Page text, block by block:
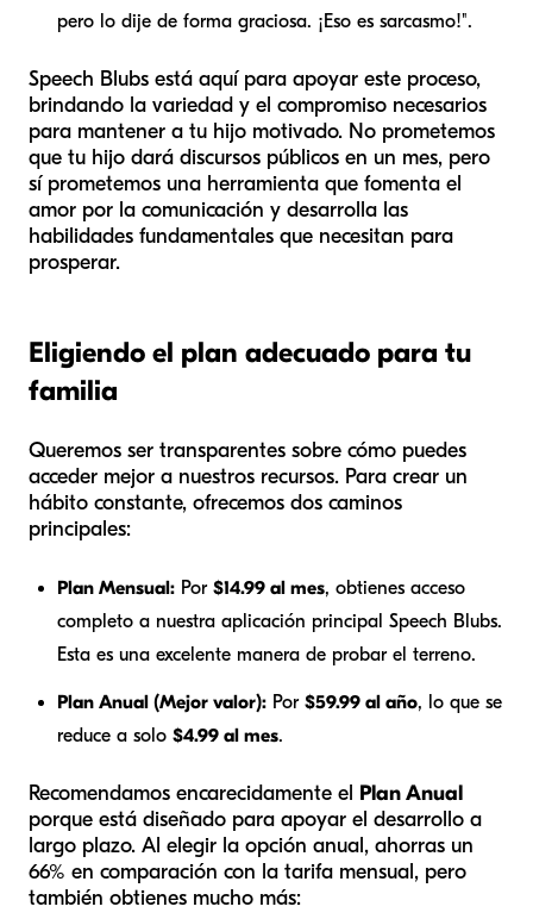
pero lo dije de forma graciosa. ¡Eso es sarcasmo!".
Speech Blubs está aquí para apoyar este proceso,
brindando la variedad y el compromiso necesarios
para mantener a tu hijo motivado. No prometemos
que tu hijo dará discursos públicos en un mes, pero
sí prometemos una herramienta que fomenta el
amor por la comunicación y desarrolla las
habilidades fundamentales que necesitan para
prosperar.
Eligiendo el plan adecuado para tu
familia
Queremos ser transparentes sobre cómo puedes
acceder mejor a nuestros recursos. Para crear un
hábito constante, ofrecemos dos caminos
principales:
Plan Mensual: Por $14.99 al mes, obtienes acceso
completo a nuestra aplicación principal Speech Blubs.
Esta es una excelente manera de probar el terreno.
Plan Anual (Mejor valor): Por $59.99 al año, lo que se
reduce a solo $4.99 al mes.
Recomendamos encarecidamente el Plan Anual
porque está diseñado para apoyar el desarrollo a
largo plazo. Al elegir la opción anual, ahorras un
66% en comparación con la tarifa mensual, pero
también obtienes mucho más: